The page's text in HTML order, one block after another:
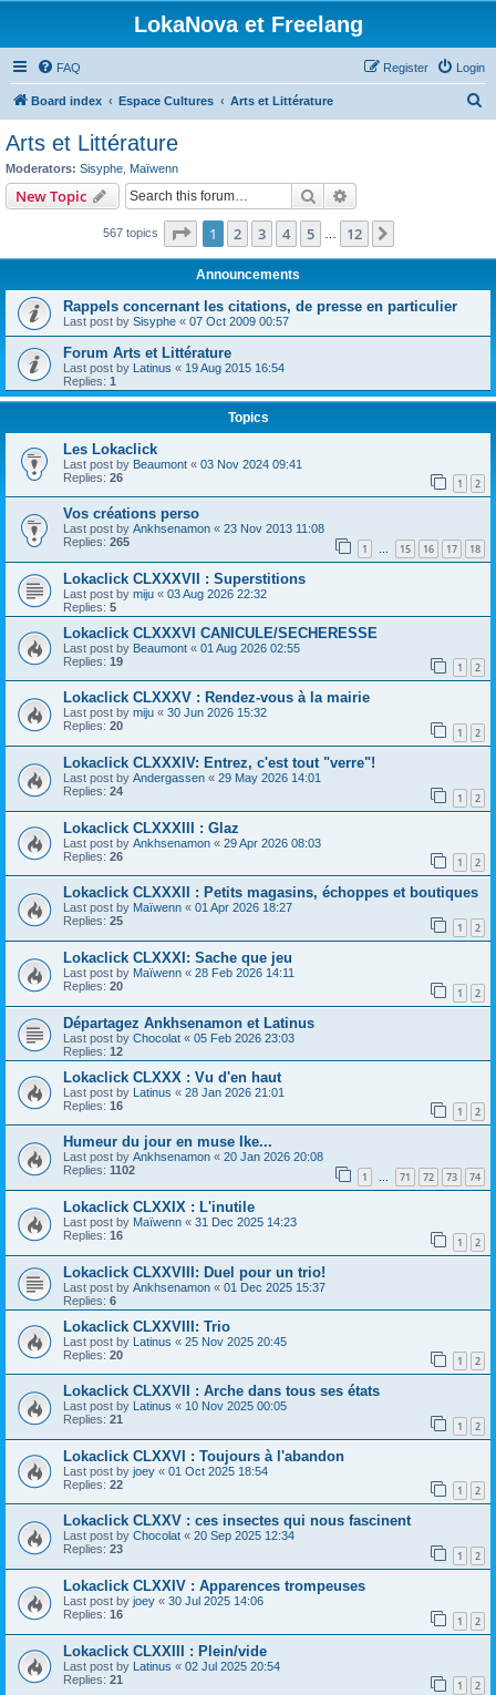
LokaNova et Freelang
FAQ Login
Register
Board index Espace Cultures Arts et Littérature
Arts et Littérature
Moderators: Sisyphe Maïwenn
New Topic Search
567 topics Page 1of 12
1 2 3 4 5 12
Announcements
Rappels concernant les citations, de presse en particulier
Last post by Sisyphe « 07 Oct 2009 00:57
Forum Arts et Littérature
Last post by Latinus « 19 Aug 2015 16:54
Replies: 1
Topics
Les Lokaclick
Last post by Beaumont « 03 Nov 2024 09:41
Replies: 26 1 2
Vos créations perso
Last post by Ankhsenamon « 23 Nov 2013 11:08
Replies: 265 1 … 15 16 17 18
Lokaclick CLXXXVII : Superstitions
Last post by miju « 03 Aug 2026 22:32
Replies: 5
Lokaclick CLXXXVI CANICULE/SECHERESSE
Last post by Beaumont « 01 Aug 2026 02:55
Replies: 19 1 2
Lokaclick CLXXXV : Rendez-vous à la mairie
Last post by miju « 30 Jun 2026 15:32
Replies: 20 1 2
Lokaclick CLXXXIV: Entrez, c'est tout "verre"!
Last post by Andergassen « 29 May 2026 14:01
Replies: 24 1 2
Lokaclick CLXXXIII : Glaz
Last post by Ankhsenamon « 29 Apr 2026 08:03
Replies: 26 1 2
Lokaclick CLXXXII : Petits magasins, échoppes et boutiques
Last post by Maïwenn « 01 Apr 2026 18:27
Replies: 25 1 2
Lokaclick CLXXXI: Sache que jeu
Last post by Maïwenn « 28 Feb 2026 14:11
Replies: 20 1 2
Départagez Ankhsenamon et Latinus
Last post by Chocolat « 05 Feb 2026 23:03
Replies: 12
Lokaclick CLXXX : Vu d'en haut
Last post by Latinus « 28 Jan 2026 21:01
Replies: 16 1 2
Humeur du jour en muse Ike...
Last post by Ankhsenamon « 20 Jan 2026 20:08
Replies: 1102 1 … 71 72 73 74
Lokaclick CLXXIX : L'inutile
Last post by Maïwenn « 31 Dec 2025 14:23
Replies: 16 1 2
Lokaclick CLXXVIII: Duel pour un trio!
Last post by Ankhsenamon « 01 Dec 2025 15:37
Replies: 6
Lokaclick CLXXVIII: Trio
Last post by Latinus « 25 Nov 2025 20:45
Replies: 20 1 2
Lokaclick CLXXVII : Arche dans tous ses états
Last post by Latinus « 10 Nov 2025 00:05
Replies: 21 1 2
Lokaclick CLXXVI : Toujours à l'abandon
Last post by joey « 01 Oct 2025 18:54
Replies: 22 1 2
Lokaclick CLXXV : ces insectes qui nous fascinent
Last post by Chocolat « 20 Sep 2025 12:34
Replies: 23 1 2
Lokaclick CLXXIV : Apparences trompeuses
Last post by joey « 30 Jul 2025 14:06
Replies: 16 1 2
Lokaclick CLXXIII : Plein/vide
Last post by Latinus « 02 Jul 2025 20:54
Replies: 21 1 2